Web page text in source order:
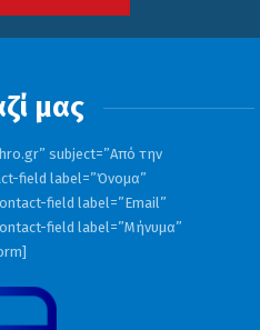
μας
” subject=”Από την
field label=”Όνομα”
field label=”Email”
field label=”Μήνυμα”